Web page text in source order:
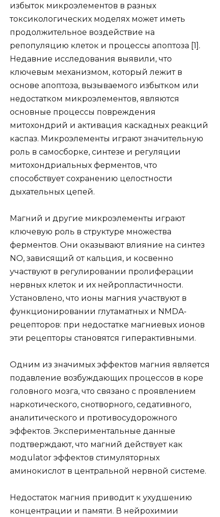
избыток микроэлементов в разных
токсикологических моделях может иметь
продолжительное воздействие на
репопуляцию клеток и процессы апоптоза [1].
Недавние исследования выявили, что
ключевым механизмом, который лежит в
основе апоптоза, вызываемого избытком или
недостатком микроэлементов, являются
основные процессы повреждения
митохондрий и активация каскадных реакций
каспаз. Микроэлементы играют значительную
роль в самосборке, синтезе и регуляции
митохондриальных ферментов, что
способствует сохранению целостности
дыхательных цепей.
Магний и другие микроэлементы играют
ключевую роль в структуре множества
ферментов. Они оказывают влияние на синтез
NO, зависящий от кальция, и косвенно
участвуют в регулировании пролиферации
нервных клеток и их нейропластичности.
Установлено, что ионы магния участвуют в
функционировании глутаматных и NMDA-
рецепторов: при недостатке магниевых ионов
эти рецепторы становятся гиперактивными.
Одним из значимых эффектов магния является
подавление возбуждающих процессов в коре
головного мозга, что связано с проявлением
наркотического, снотворного, седативного,
аналитического и противосудорожного
эффектов. Экспериментальные данные
подтверждают, что магний действует как
модulator эффектов стимуляторных
аминокислот в центральной нервной системе.
Недостаток магния приводит к ухудшению
концентрации и памяти. В нейрохимии